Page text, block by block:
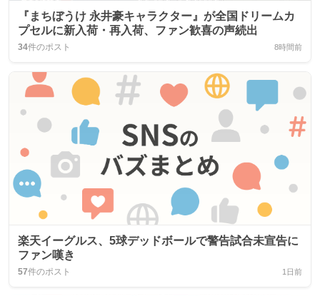
『まちぼうけ 永井豪キャラクター』が全国ドリームカ
プセルに新入荷・再入荷、ファン歓喜の声続出
34件のポスト 8時間前
楽天イーグルス、5球デッドボールで警告試合未宣告に
ファン嘆き
57件のポスト 1日前